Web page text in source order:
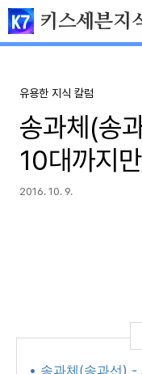
본문 바로가기
키스세븐지
유용한 지식 칼럼
송과체(송
10대까지
초능력
2016. 10. 9.
• 송과체(송과선) -